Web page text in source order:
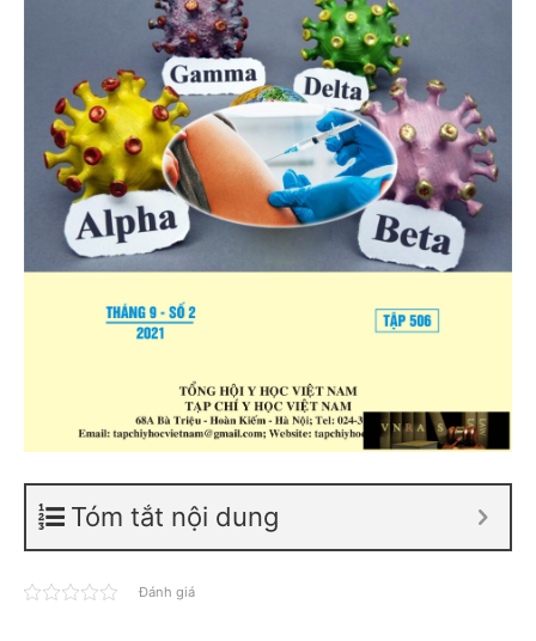
Tóm tắt nội dung
Đánh giá